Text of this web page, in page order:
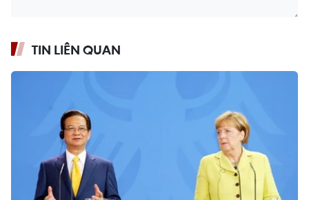
TIN LIÊN QUAN